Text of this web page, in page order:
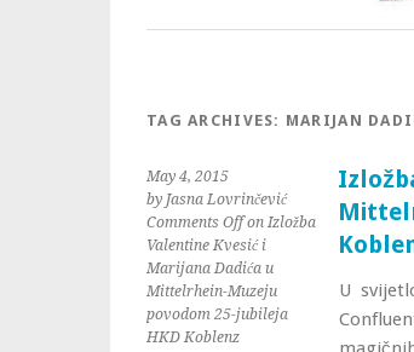
TAG ARCHIVES: MARIJAN
May 4, 2015
by Jasna Lovrinčević
Comments Offon Izložba
Valentine Kvesić i
Marijana Dadića u
Mittelrhein-Muzeju
povodom 25-jubileja
HKD Koblenz
U